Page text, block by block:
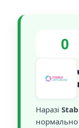
0
Наразі
нормально